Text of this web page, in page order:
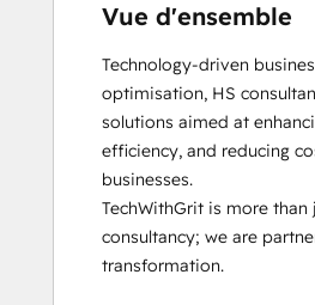
Vue d'ensemble
Technology-driven
optimisation, HS
solutions aimed at
efficiency, and reducing
businesses.
TechWithGrit is more than
consultancy; we are
transformation.